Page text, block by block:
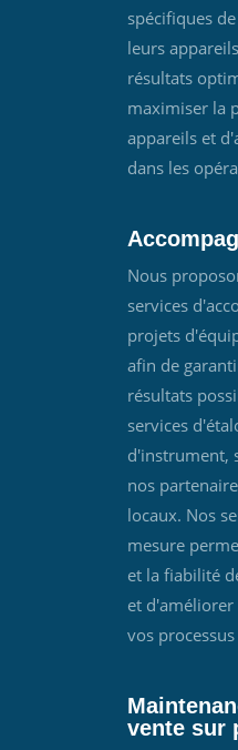
spécifiques
leurs
résultats
maximiser la
appareils et
dans les
Nous
services
projets
afin de
résultats
services
d'instrument,
nos
locaux. Nos
mesure
et la fiabilité
et d'améliorer
vos
vente sur